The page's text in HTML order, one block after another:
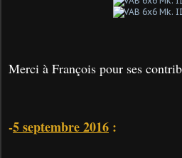
Merci à François pour ses
-5 septembre 2016 :